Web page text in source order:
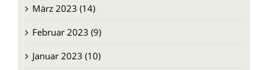
März 2023 (14)
Februar 2023 (9)
Januar 2023 (10)